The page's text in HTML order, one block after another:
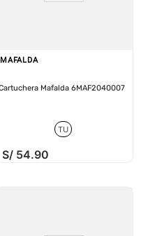
MAFALDA
Mafalda 6MAF2040007
TU
S/ 54.90